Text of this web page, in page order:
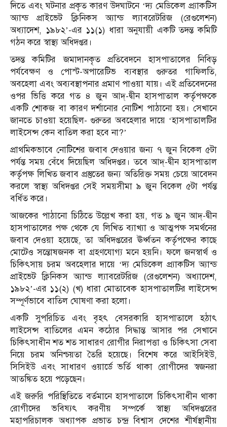
দিতে এবং ঘটনার প্রকৃত কারণ উদঘাটনে ‘দ্য মেডিকেল প্র্যাকটিস
অ্যান্ড প্রাইভেট ক্লিনিকস অ্যান্ড ল্যাবরেটরিজ (রেগুলেশন)
অধ্যাদেশ, ১৯৮২’-এর ১১(১) ধারা অনুযায়ী একটি তদন্ত কমিটি
গঠন করে স্বাস্থ্য অধিদপ্তর।
তদন্ত কমিটির জমাদানকৃত প্রতিবেদনে হাসপাতালের নিবিড়
পর্যবেক্ষণ ও পোস্ট-অপারেটিভ ব্যবস্থার গুরুতর গাফিলতি,
অবহেলা এবং অব্যবস্থাপনার প্রমাণ পাওয়া যায়। এই প্রতিবেদনের
ওপর ভিত্তি করে গত ৪ জুন আদ্-দ্বীন হাসপাতাল কর্তৃপক্ষকে
একটি শোকজ বা কারণ দর্শানোর নোটিশ পাঠানো হয়। সেখানে
জানতে চাওয়া হয়েছিল- গুরুতর অবহেলার দায়ে ‘হাসপাতালটির
লাইসেন্স কেন বাতিল করা হবে না?’
প্রাথমিকভাবে নোটিশের জবাব দেওয়ার জন্য ৭ জুন বিকেল ৫টা
পর্যন্ত সময় বেঁধে দিয়েছিল অধিদপ্তর। তবে আদ্-দ্বীন হাসপাতাল
কর্তৃপক্ষ লিখিত জবাব প্রস্তুতের জন্য অতিরিক্ত সময় চেয়ে আবেদন
করলে স্বাস্থ্য অধিদপ্তর সেই সময়সীমা ৯ জুন বিকেল ৫টা পর্যন্ত
বর্ধিত করে।
আজকের পাঠানো চিঠিতে উল্লেখ করা হয়, গত ৯ জুন আদ্-দ্বীন
হাসপাতালের পক্ষ থেকে যে লিখিত ব্যাখ্যা ও আত্মপক্ষ সমর্থনের
জবাব দেওয়া হয়েছে, তা অধিদপ্তরের ঊর্ধ্বতন কর্তৃপক্ষের কাছে
মোটেও সন্তোষজনক বা গ্রহণযোগ্য মনে হয়নি। ফলে জনস্বার্থ ও
চিকিৎসায় চরম অবহেলার দায়ে ‘দ্য মেডিকেল প্র্যাকটিস অ্যান্ড
প্রাইভেট ক্লিনিকস অ্যান্ড ল্যাবরেটরিজ (রেগুলেশন) অধ্যাদেশ,
১৯৮২’-এর ১১(২) (খ) ধারা মোতাবেক হাসপাতালটির লাইসেন্স
সম্পূর্ণভাবে বাতিল ঘোষণা করা হলো।
একটি সুপরিচিত এবং বৃহৎ বেসরকারি হাসপাতালে হঠাৎ
লাইসেন্স বাতিলের এমন কঠোর সিদ্ধান্ত আসার পর সেখানে
চিকিৎসাধীন শত শত সাধারণ রোগীর নিরাপত্তা ও চিকিৎসা সেবা
নিয়ে চরম অনিশ্চয়তা তৈরি হয়েছে। বিশেষ করে আইসিইউ,
সিসিইউ এবং সাধারণ ওয়ার্ডে ভর্তি থাকা রোগীদের স্বজনরা
আতঙ্কিত হয়ে পড়েছেন।
এই জরুরি পরিস্থিতিতে বর্তমানে হাসপাতালে চিকিৎসাধীন থাকা
রোগীদের ভবিষ্যৎ করণীয় সম্পর্কে স্বাস্থ্য অধিদপ্তরের
মহাপরিচালক অধ্যাপক প্রভাত চন্দ্র বিশ্বাস দেশের শীর্ষস্থানীয়